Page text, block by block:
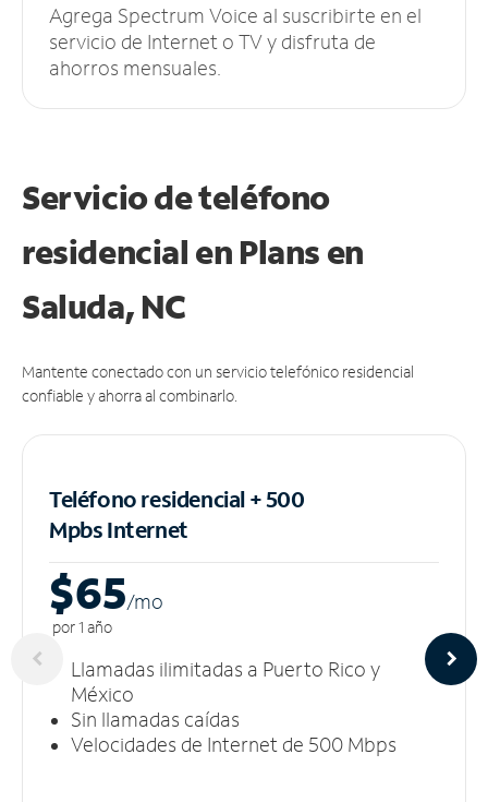
Agrega Spectrum Voice al suscribirte en el
servicio de Internet o TV y disfruta de
ahorros mensuales.
Servicio de teléfono
residencial en Plans en
Saluda, NC
Mantente conectado con un servicio telefónico residencial
confiable y ahorra al combinarlo.
Teléfono residencial + 500
MpbsInternet
$65/mo
por 1 año
Llamadas ilimitadas a Puerto Rico y
México
Sin llamadas caídas
Velocidades de Internet de 500 Mbps